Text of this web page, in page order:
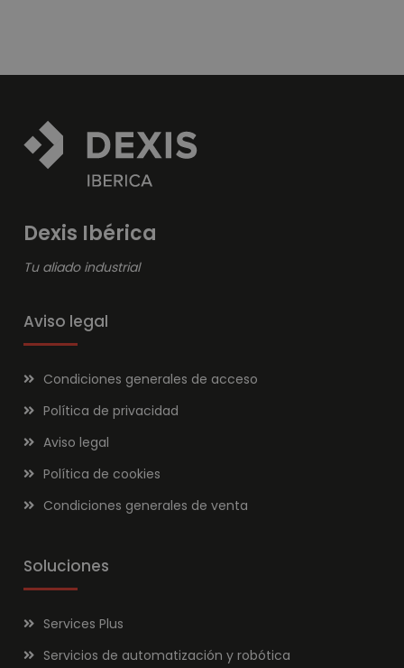
Dexis Ibérica
Tu aliado industrial
Aviso legal
Condiciones generales de acceso
Política de privacidad
Aviso legal
Política de cookies
Condiciones generales de venta
Soluciones
Services Plus
Servicios de automatización y robótica